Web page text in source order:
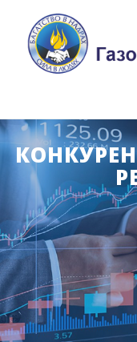
content